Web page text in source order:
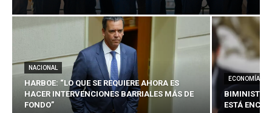
NACIONAL
HARBOE: “LO QUE SE REQUIERE AHORA ES
HACER INTERVENCIONES BARRIALES MÁS DE
FONDO”
ECONOMÍA
BIMINISTRO
ESTÁ